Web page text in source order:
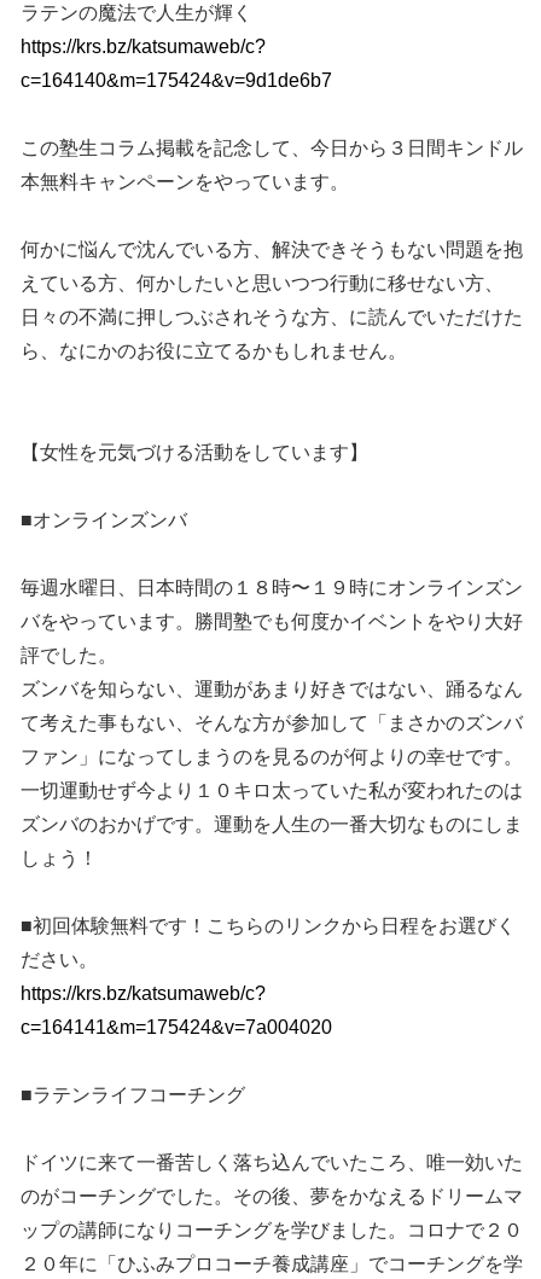
ラテンの魔法で人生が輝く
https://krs.bz/katsumaweb/c?
c=164140&m=175424&v=9d1de6b7
この塾生コラム掲載を記念して、今日から３日間キンドル
本無料キャンペーンをやっています。
何かに悩んで沈んでいる方、解決できそうもない問題を抱
えている方、何かしたいと思いつつ行動に移せない方、
日々の不満に押しつぶされそうな方、に読んでいただけた
ら、なにかのお役に立てるかもしれません。
【女性を元気づける活動をしています】
■オンラインズンバ
毎週水曜日、日本時間の１８時〜１９時にオンラインズン
バをやっています。勝間塾でも何度かイベントをやり大好
評でした。
ズンバを知らない、運動があまり好きではない、踊るなん
て考えた事もない、そんな方が参加して「まさかのズンバ
ファン」になってしまうのを見るのが何よりの幸せです。
一切運動せず今より１０キロ太っていた私が変われたのは
ズンバのおかげです。運動を人生の一番大切なものにしま
しょう！
■初回体験無料です！こちらのリンクから日程をお選びく
ださい。
https://krs.bz/katsumaweb/c?
c=164141&m=175424&v=7a004020
■ラテンライフコーチング
ドイツに来て一番苦しく落ち込んでいたころ、唯一効いた
のがコーチングでした。その後、夢をかなえるドリームマ
ップの講師になりコーチングを学びました。コロナで２０
２０年に「ひふみプロコーチ養成講座」でコーチングを学